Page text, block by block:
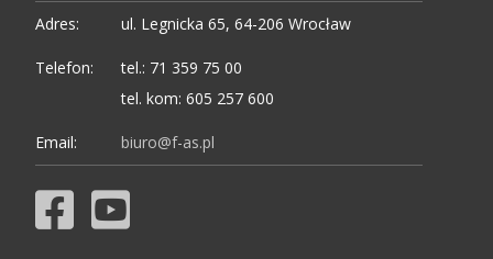
Adres: ul. Legnicka 65, 64-206 Wrocław
Telefon:
tel.: 71 359 75 00
tel. kom: 605 257 600
Email: biuro@f-as.pl